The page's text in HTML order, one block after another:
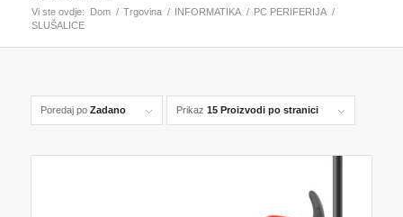
Vi ste ovdje: Dom / Trgovina / INFORMATIKA / PC PERIFERIJA /
SLUŠALICE
Poredaj po Zadano Prikaz 15 Proizvodi po stranici